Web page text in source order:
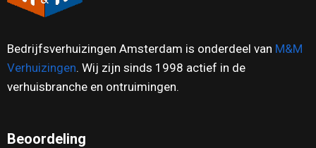
Bedrijfsverhuizingen Amsterdam is onderdeel van M&M
Verhuizingen. Wij zijn sinds 1998 actief in de
verhuisbranche en ontruimingen.
Beoordeling